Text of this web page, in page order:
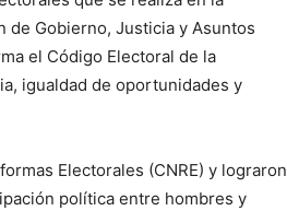
de Gobierno, Justicia y Asuntos
el Código Electoral de la
igualdad de oportunidades y
Electorales (CNRE) y lograron
política entre hombres y